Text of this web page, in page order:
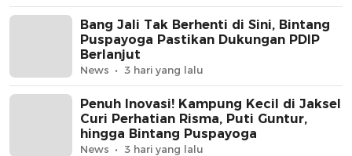
Bang Jali Tak Berhenti di Sini, Bintang
Puspayoga Pastikan Dukungan PDIP
Berlanjut
News 3 hari yang lalu
Penuh Inovasi! Kampung Kecil di Jaksel
Curi Perhatian Risma, Puti Guntur,
hingga Bintang Puspayoga
News 3 hari yang lalu